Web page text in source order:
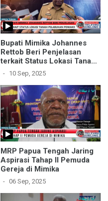
Bupati Mimika Johannes
Rettob Beri Penjelasan
terkait Status Lokasi Tanah
Pelabuhan Pomako
10 Sep, 2025
MRP Papua Tengah Jaring
Aspirasi Tahap II Pemuda
Gereja di Mimika
06 Sep, 2025